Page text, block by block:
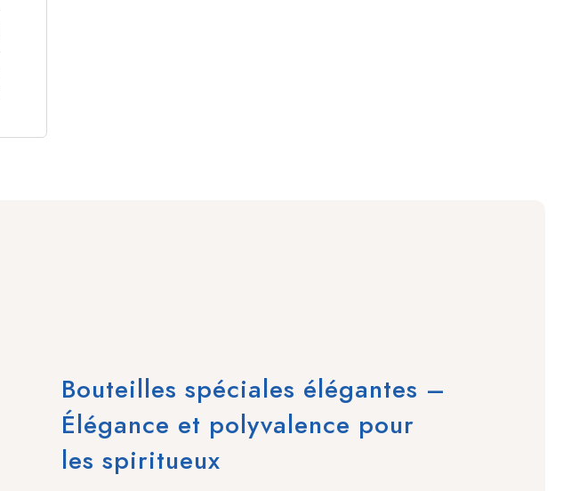
Bouteilles spéciales élégantes –
Élégance et polyvalence pour
les spiritueux